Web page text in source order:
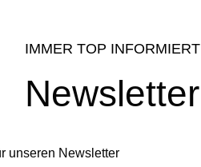
IMMER TOP INFORMIERT
Newsletter
unseren Newsletter